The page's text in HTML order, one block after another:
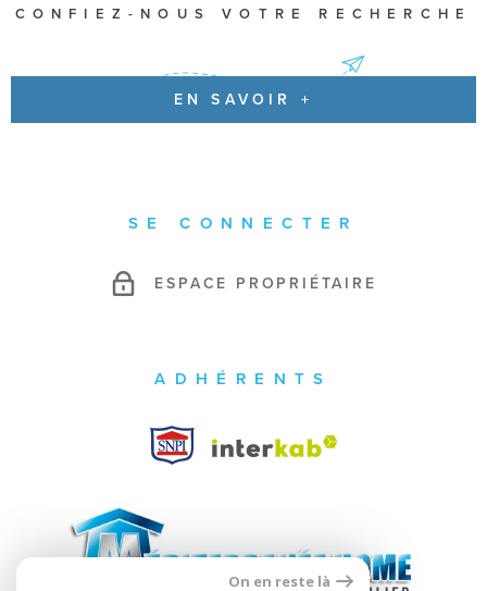
CONFIEZ-NOUS VOTRE RECHERCHE
EN SAVOIR +
SE CONNECTER
ESPACE PROPRIÉTAIRE
ADHÉRENTS
On en reste là